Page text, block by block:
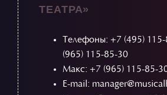
ТЕАТРА»
Телефоны: +7 (495)
(965) 115-85-30
Макс: +7 (965) 115-85-
E-mail: